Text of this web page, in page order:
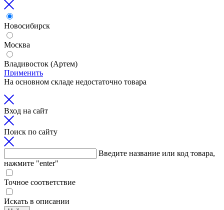
Новосибирск
Москва
Владивосток (Артем)
Применить
На основном складе недостаточно товара
Вход на сайт
Поиск по сайту
Введите название или код товара,
нажмите "enter"
Точное соответствие
Искать в описании